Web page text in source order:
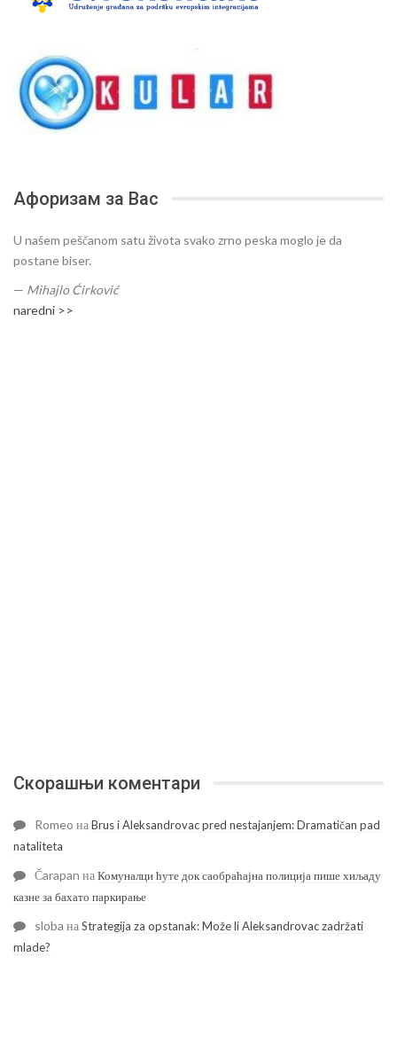
Афоризам за Вас
U našem peščanom satu života svako zrno peska moglo je da
postane biser.
— Mihajlo Ćirković
naredni >>
Скорашњи коментари
Romeo наBrus i Aleksandrovac pred nestajanjem: Dramatičan pad
nataliteta
Čarapan наКомуналци ћуте док саобраћајна полиција пише хиљаду
казне за бахато паркирање
sloba наStrategija za opstanak: Može li Aleksandrovac zadržati
mlade?